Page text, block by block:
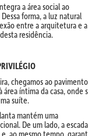
a área social ao
forma, a luz natural
entre a arquitetura e a
residência.
chegamos ao pavimento
íntima da casa, onde
suíte.
mantém uma
De um lado, a escada